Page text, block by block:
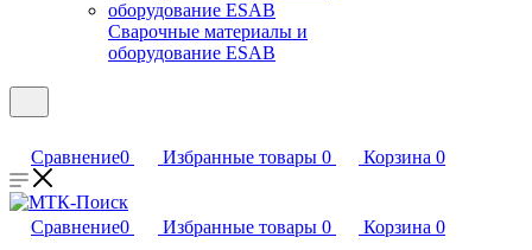
Сварочные материалы и
оборудование ESAB
Сравнение0 Избранные товары 0 Корзина 0
Сравнение0 Избранные товары 0 Корзина 0